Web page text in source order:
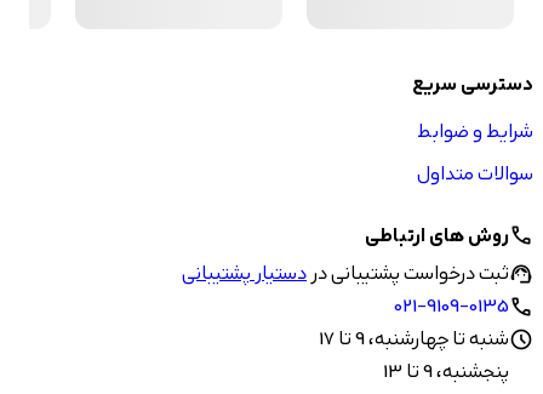
دسترسی سریع
شرایط و ضوابط
سوالات متداول
callروش های ارتباطی
support_agentثبت درخواست پشتیبانی دردستیار پشتیبانی
call
021-9109-0135
scheduleشنبه تا چهارشنبه، 9 تا 17
پنجشنبه، 9 تا 13